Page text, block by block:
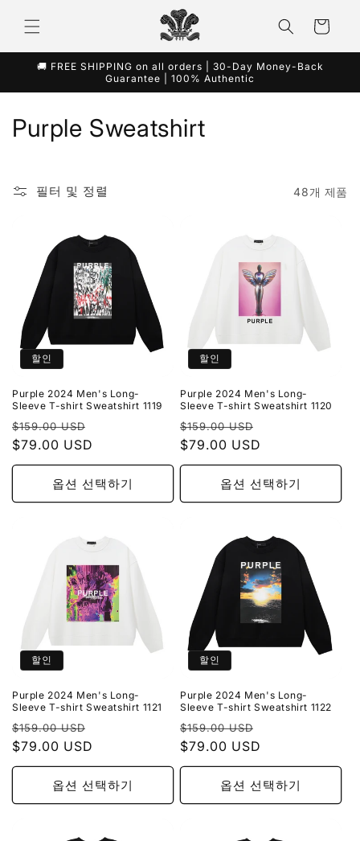
로 건너
뛰기
트
🚚 FREE SHIPPING on all orders | 30-Day Money-Back
Guarantee | 100% Authentic
컬
션
Purple Sweatshirt
필터 및 정렬 48개 제품
할인
Purple 2024 Men's Long-
Sleeve T-shirt Sweatshirt 1119
정
가
$159.00 USD
가
$79.00 USD
옵션 선택하기
할인
Purple 2024 Men's Long-
Sleeve T-shirt Sweatshirt 1120
정
가
$159.00 USD
가
$79.00 USD
옵션 선택하기
할인
Purple 2024 Men's Long-
Sleeve T-shirt Sweatshirt 1121
정
가
$159.00 USD
가
$79.00 USD
옵션 선택하기
할인
Purple 2024 Men's Long-
Sleeve T-shirt Sweatshirt 1122
정
가
$159.00 USD
가
$79.00 USD
옵션 선택하기